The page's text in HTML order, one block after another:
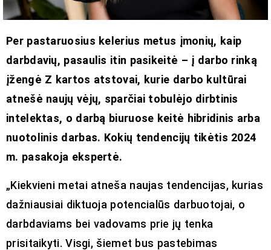
Per pastaruosius kelerius metus įmonių, kaip
darbdavių, pasaulis itin pasikeitė – į darbo rinką
įžengė Z kartos atstovai, kurie darbo kultūrai
atnešė naujų vėjų, sparčiai tobulėjo dirbtinis
intelektas, o darbą biuruose keitė hibridinis arba
nuotolinis darbas. Kokių tendencijų tikėtis 2024
m. pasakoja ekspertė.
„Kiekvieni metai atneša naujas tendencijas, kurias
dažniausiai diktuoja potencialūs darbuotojai, o
darbdaviams bei vadovams prie jų tenka
prisitaikyti. Visgi, šiemet bus pastebimas